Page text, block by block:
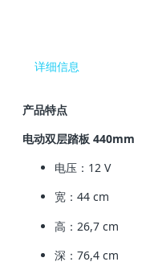
详细信息
产品特点
电动双层踏板 440mm
电压：12 V
宽：44 cm
高：26,7 cm
深：76,4 cm